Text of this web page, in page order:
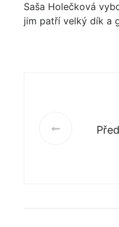
Saša Holečková
jim patří velký dík a